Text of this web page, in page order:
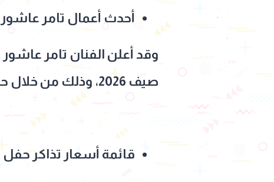
أحدث أعمال تامر عاشور
وقد أعلن الفنان تامر
صيف 2026، وذلك من خلال حسابه الرسمي على موقع التواصل الإجتماعي "إنستجرام".
قائمة أسعار تذاكر